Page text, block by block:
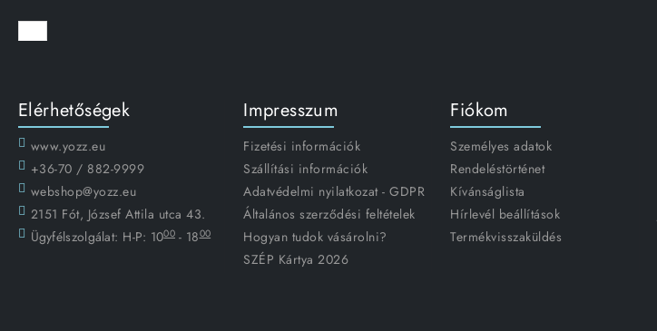
Elérhetőségek
www.yozz.eu
+36-70 / 882-9999
webshop@yozz.eu
2151 Fót, József Attila utca 43.
Ügyfélszolgálat: H-P: 1000 - 1800
Impresszum
Fizetési információk
Szállítási információk
Adatvédelmi nyilatkozat - GDPR
Általános szerződési feltételek
Hogyan tudok vásárolni?
SZÉP Kártya 2026
Fiókom
Személyes adatok
Rendeléstörténet
Kívánságlista
Hírlevél beállítások
Termékvisszaküldés